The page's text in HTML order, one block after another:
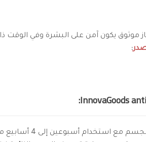
موثوق يكون آمن على البشرة وفي الوقت
:
أسابيع مع الجهاز الحراري للقضاء على السيلوليت،